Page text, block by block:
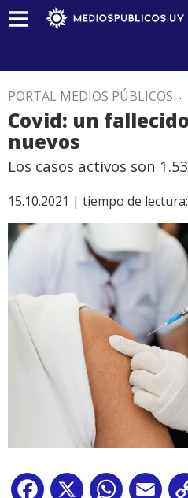
PORTAL MEDIOS PÚBLICOS .
Covid: un
nuevos
Los casos activos son
15.10.2021 | tiempo de lectura:
Facebook
X WhatsApp